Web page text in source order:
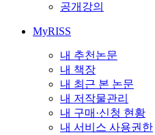
공개강의
MyRISS
내 추천논문
내 책장
내 최근 본 논문
내 저작물관리
내 구매·신청 현황
내 서비스 사용권한